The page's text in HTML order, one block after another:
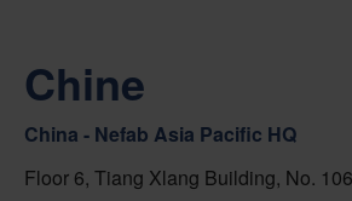
Chine
China - Nefab Asia Pacific HQ
Floor 6, Tiang Xlang Building, No.